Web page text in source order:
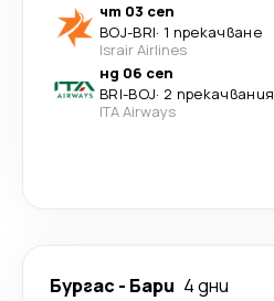
чт 03 сеп
BOJ-BRI· 1 прекачване
Israir Airlines
нд 06 сеп
BRI-BOJ· 2 прекачвания
ITA Airways
Бургас - Бари 4 дни